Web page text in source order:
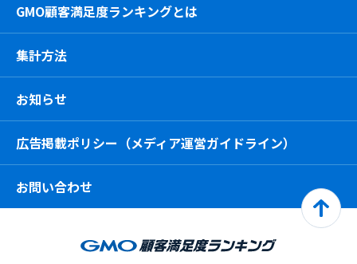
GMO顧客満足度ランキングとは
集計方法
お知らせ
広告掲載ポリシー（メディア運営ガイドライン）
お問い合わせ